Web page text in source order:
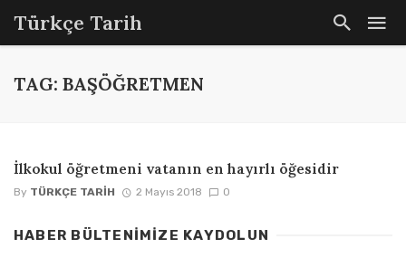
Türkçe Tarih
TAG: BAŞÖĞRETMEN
İlkokul öğretmeni vatanın en hayırlı öğesidir
By TÜRKÇE TARIH 2 Mayıs 2018 0
HABER BÜLTENIMIZE KAYDOLUN